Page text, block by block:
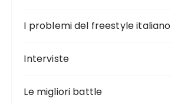
I problemi del freestyle italiano
Interviste
Le migliori battle